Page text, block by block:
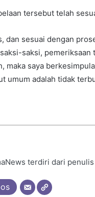
tersebut telah
dan sesuai dengan
saksi,
maka saya
umum adalah tidak
terdiri dari